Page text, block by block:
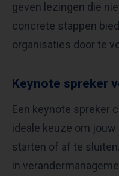
geven lezingen die
concrete stappen
organisaties door te
Keynote spreker
Een keynote spreker
ideale keuze om
starten of af te
in